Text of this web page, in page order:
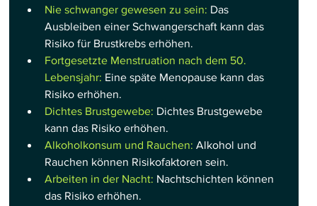
Nie schwanger gewesen zu sein: Das
Ausbleiben einer Schwangerschaft kann das
Risiko für Brustkrebs erhöhen.
Fortgesetzte Menstruation nach dem 50.
Lebensjahr: Eine späte Menopause kann das
Risiko erhöhen.
Dichtes Brustgewebe: Dichtes Brustgewebe
kann das Risiko erhöhen.
Alkoholkonsum und Rauchen: Alkohol und
Rauchen können Risikofaktoren sein.
Arbeiten in der Nacht: Nachtschichten können
das Risiko erhöhen.